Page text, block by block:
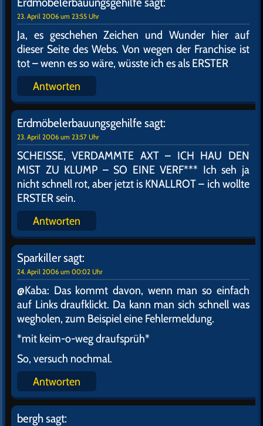
23. April 2006 um 23:55 Uhr
Ja, es geschehen Zeichen und Wunder hier auf
dieser Seite des Webs. Von wegen der Franchise ist
tot – wenn es so wäre, wüsste ich es als ERSTER
Antworten
Erdmöbelerbauungsgehilfe sagt:
23. April 2006 um 23:57 Uhr
SCHEISSE, VERDAMMTE AXT – ICH HAU DEN
MIST ZU KLUMP – SO EINE VERF*** Ich seh ja
nicht schnell rot, aber jetzt is KNALLROT – ich wollte
ERSTER sein.
Antworten
Sparkillersagt:
24. April 2006 um 00:02 Uhr
@Kaba: Das kommt davon, wenn man so einfach
auf Links draufklickt. Da kann man sich schnell was
wegholen, zum Beispiel eine Fehlermeldung.
*mit keim-o-weg draufsprüh*
So, versuch nochmal.
Antworten
berghsagt: